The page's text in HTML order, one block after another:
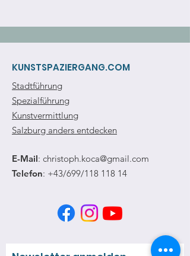
KUNSTSPAZIERGANG.COM
Stadtführung
Spezialführung
Kunstvermittlung
Salzburg anders entdecken
E-Mail: christoph.koca@gmail.com
Telefon: +43/699/118 118 14